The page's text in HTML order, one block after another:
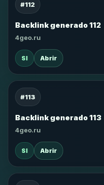
#112
Backlink generado 112
4geo.ru
SI Abrir
#113
Backlink generado 113
4geo.ru
SI Abrir